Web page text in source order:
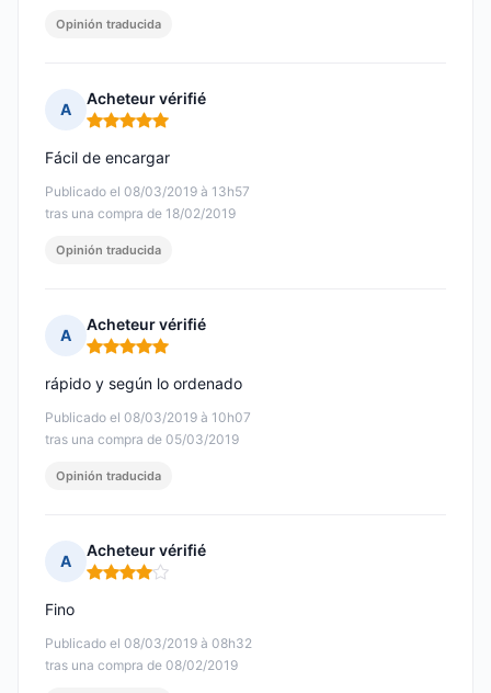
Opinión traducida
A
Acheteur vérifié
Nota: 5 de 5
Publicado el 08/03/2019 à 13h57
tras una compra de 18/02/2019
Fácil de encargar
Opinión traducida
A
Acheteur vérifié
Nota: 5 de 5
Publicado el 08/03/2019 à 10h07
tras una compra de 05/03/2019
rápido y según lo ordenado
Opinión traducida
A
Acheteur vérifié
Nota: 4 de 5
Publicado el 08/03/2019 à 08h32
tras una compra de 08/02/2019
Fino